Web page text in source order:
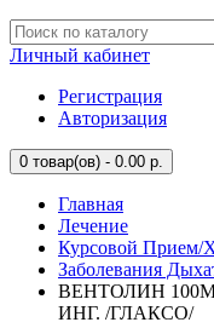
Личный кабинет
Регистрация
Авторизация
0 товар(ов) - 0.00 р.
Главная
Лечение
Курсовой Прием/
Заболевания
ВЕНТОЛИН
ИНГ. /ГЛАКСО/